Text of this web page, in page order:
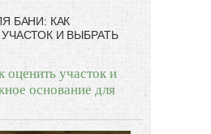
БАНИ: КАК
И ВЫБРАТЬ
оценить участок и
основание для